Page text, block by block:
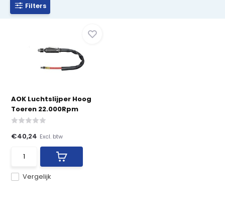
Filters
AOK Luchtslijper Hoog
Toeren 22.000Rpm
Vergelijk
€40,24 Excl. btw